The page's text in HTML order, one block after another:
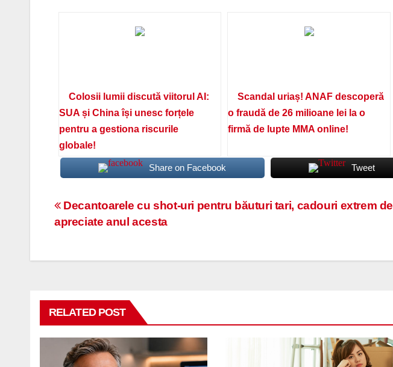
Colosii lumii discută viitorul AI:
SUA și China își unesc forțele
pentru a gestiona riscurile
globale!
Scandal uriaș! ANAF descoperă
o fraudă de 26 milioane lei la o
firmă de lupte MMA online!
Share on Facebook Tweet
Navigare
în
articole
Decantoarele cu shot-uri pentru băuturi tari, cadouri extrem de
apreciate anul acesta
RELATED POST